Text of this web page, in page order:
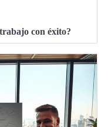
con éxito?